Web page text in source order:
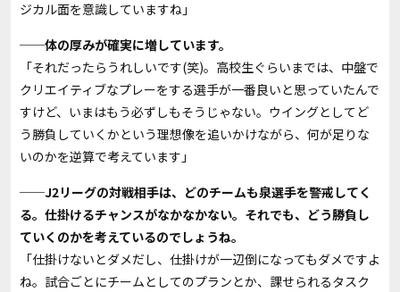
ジカル面を意識していますね」
──体の厚みが確実に増しています。
「それだったらうれしいです(笑)。高校生ぐらいまでは、中盤で
クリエイティブなプレーをする選手が一番良いと思っていたんで
すけど、いまはもう必ずしもそうじゃない。ウイングとしてど
う勝負していくかという理想像を追いかけながら、何が足りな
いのかを逆算で考えています」
──J2リーグの対戦相手は、どのチームも泉選手を警戒してく
る。仕掛けるチャンスがなかなかない。それでも、どう勝負し
ていくのかを考えているのでしょうね。
「仕掛けないとダメだし、仕掛けが一辺倒になってもダメですよ
ね。試合ごとにチームとしてのプランとか、課せられるタスク